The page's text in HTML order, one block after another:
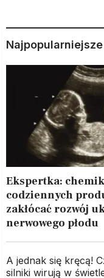
Najpopularniejsze
Ekspertka:
codziennych
zakłócać rozwój
nerwowego płodu
A jednak się kręcą!
silniki wirują w